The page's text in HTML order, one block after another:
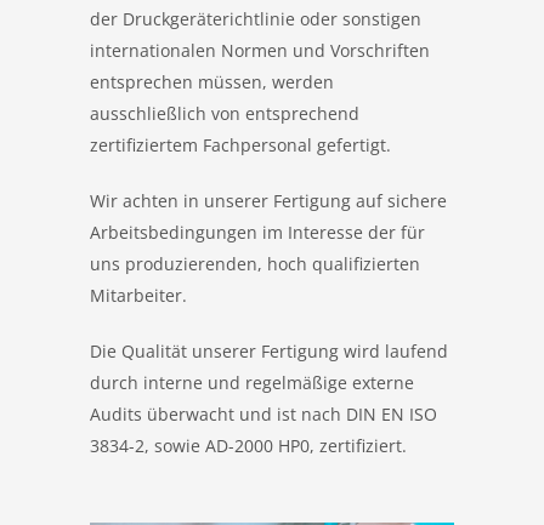
der Druckgeräterichtlinie oder sonstigen
internationalen Normen und Vorschriften
entsprechen müssen, werden
ausschließlich von entsprechend
zertifiziertem Fachpersonal gefertigt.
Wir achten in unserer Fertigung auf sichere
Arbeitsbedingungen im Interesse der für
uns produzierenden, hoch qualifizierten
Mitarbeiter.
Die Qualität unserer Fertigung wird laufend
durch interne und regelmäßige externe
Audits überwacht und ist nach DIN EN ISO
3834-2, sowie AD-2000 HP0, zertifiziert.